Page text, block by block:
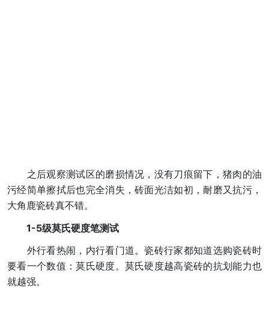
之后观察测试区的磨损情况，没有刀痕留下，猪肉的油
污经简单擦拭后也完全消失，砖面光洁如初，耐磨又抗污，
大角鹿瓷砖真不错。
1-5级莫氏硬度笔测试
外行看热闹，内行看门道。瓷砖行家都知道选购瓷砖时
要看一个数值：莫氏硬度。莫氏硬度越高瓷砖的抗划能力也
就越强。